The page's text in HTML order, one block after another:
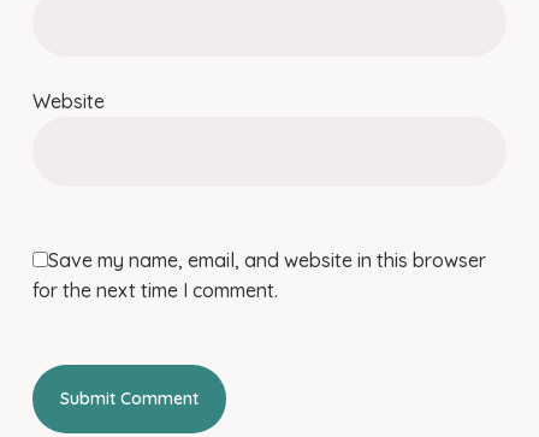
Website
Save my name, email, and website in this browser
for the next time I comment.